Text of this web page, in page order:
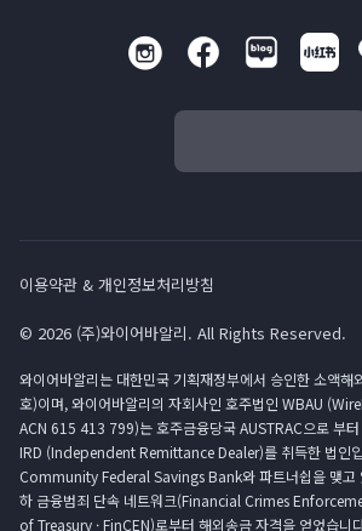
이용약관 & 개인정보처리방침
© 2026 (주)와이어바알리. All Rights Reserved.
와이어바알리는 대한민국 기획재정부에서 승인한 소액
호)이며, 와이어바알리의 자회사인 호주법인 WBAU
ACN 615 413 799)는 호주금융당국 AUSTRAC으로 부
IRD (Independent Remittance Dealer)를 취득한 법인
Community Federal Savings Bank와 파트너쉽을 맺고
하 금융범죄 단속 네트워크(Financial Crimes
of Treasury · FinCEN)로부터 해외송금 자격을 얻었습니